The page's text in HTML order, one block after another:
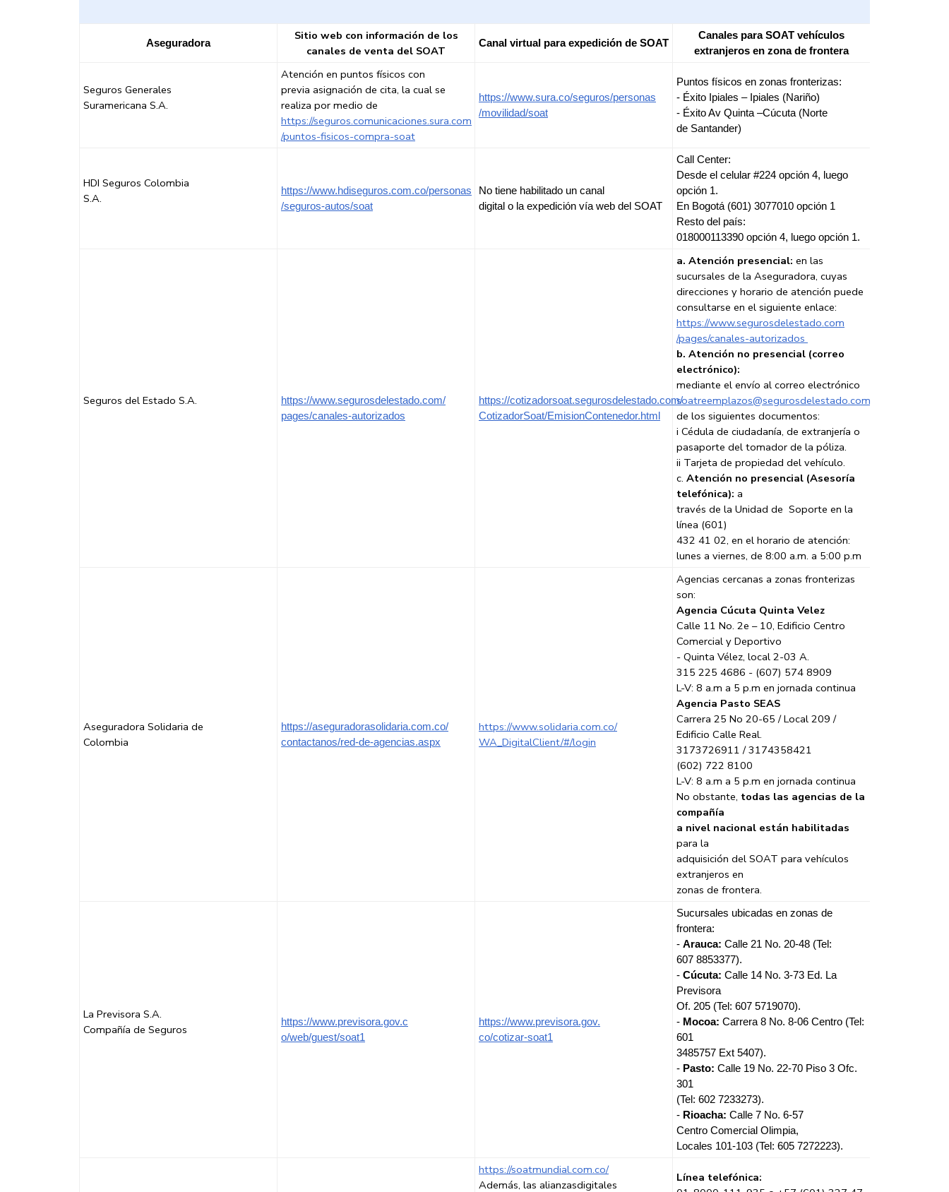
Aseguradora
Sitio web con información de los
canales de venta del SOAT
Canal virtual para expedición de SOAT
Canales para SOAT vehículos
extranjeros en zona de frontera
Seguros Generales
Suramericana S.A.
Atención en puntos físicos con
previa asignación de cita, la cual se
realiza por medio de
https://seguros.comunicaciones.sura.com
/puntos-fisicos-compra-soat
https://www.sura.co/seguros/personas
/movilidad/soat
Puntos físicos en zonas fronterizas:
- Éxito Ipiales – Ipiales (Nariño)
- Éxito Av Quinta –Cúcuta (Norte
de Santander)
HDI Seguros Colombia
S.A.
https://www.hdiseguros.com.co/personas
/seguros-autos/soat
No tiene habilitado un canal
digital o la expedición vía web del SOAT
Call Center:
Desde el celular #224 opción 4, luego
opción 1.
En Bogotá (601) 3077010 opción 1
Resto del país:
018000113390 opción 4, luego opción 1.
Seguros del Estado S.A.
https://www.segurosdelestado.com/
pages/canales-autorizados
https://cotizadorsoat.segurosdelestado.com/
CotizadorSoat/EmisionContenedor.html
a. Atención presencial: en las
sucursales de la Aseguradora, cuyas
direcciones y horario de atención puede
consultarse en el siguiente enlace:
https://www.segurosdelestado.com
/pages/canales-autorizados
b. Atención no presencial (correo
electrónico):
mediante el envío al correo electrónico
soatreemplazos@segurosdelestado.com
de los siguientes documentos:
i Cédula de ciudadanía, de extranjería o
pasaporte del tomador de la póliza.
ii Tarjeta de propiedad del vehículo.
c. Atención no presencial (Asesoría
telefónica): a
través de la Unidad de Soporte en la
línea (601)
432 41 02, en el horario de atención:
lunes a viernes, de 8:00 a.m. a 5:00 p.m
Aseguradora Solidaria de
Colombia
https://aseguradorasolidaria.com.co/
contactanos/red-de-agencias.aspx
https://www.solidaria.com.co/
WA_DigitalClient/#/login
Agencias cercanas a zonas fronterizas
son:
Agencia Cúcuta Quinta Velez
Calle 11 No. 2e – 10, Edificio Centro
Comercial y Deportivo
- Quinta Vélez, local 2-03 A.
315 225 4686 - (607) 574 8909
L-V: 8 a.m a 5 p.m en jornada continua
Agencia Pasto SEAS
Carrera 25 No 20-65 / Local 209 /
Edificio Calle Real.
3173726911 / 3174358421
(602) 722 8100
L-V: 8 a.m a 5 p.m en jornada continua
No obstante, todas las agencias de la
compañía
a nivel nacional están habilitadas
para la
adquisición del SOAT para vehículos
extranjeros en
zonas de frontera.
La Previsora S.A.
Compañía de Seguros
https://www.previsora.gov.c
o/web/guest/soat1
https://www.previsora.gov.
co/cotizar-soat1
Sucursales ubicadas en zonas de
frontera:
- Arauca: Calle 21 No. 20-48 (Tel:
607 8853377).
- Cúcuta: Calle 14 No. 3-73 Ed. La
Previsora
Of. 205 (Tel: 607 5719070).
- Mocoa: Carrera 8 No. 8-06 Centro (Tel:
601
3485757 Ext 5407).
- Pasto: Calle 19 No. 22-70 Piso 3 Ofc.
301
(Tel: 602 7233273).
- Rioacha: Calle 7 No. 6-57
Centro Comercial Olimpia,
Locales 101-103 (Tel: 605 7272223).
https://soatmundial.com.co/
Además, las alianzasdigitales
Línea telefónica: